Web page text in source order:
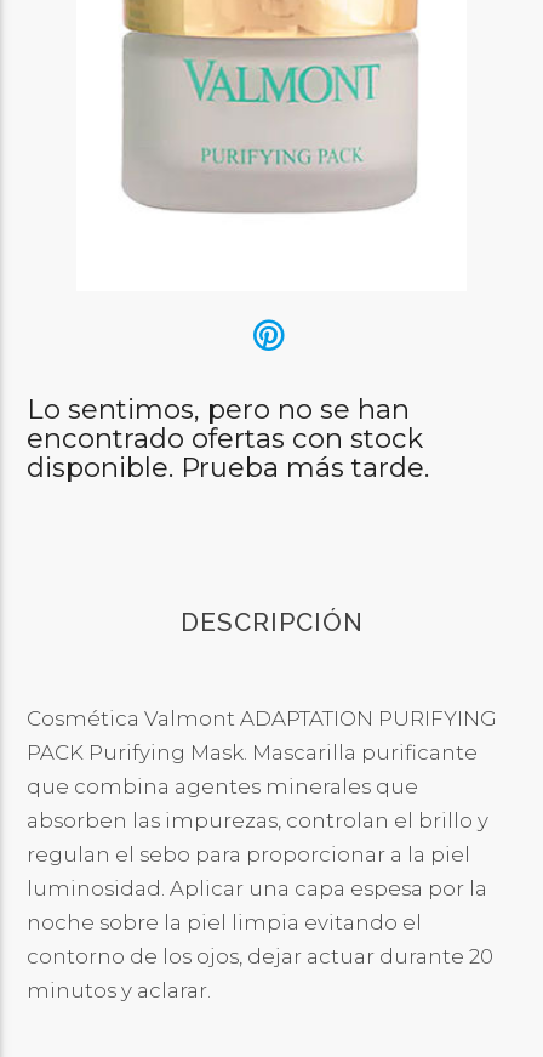
Lo sentimos, pero no se han
encontrado ofertas con stock
disponible. Prueba más tarde.
DESCRIPCIÓN
Cosmética Valmont ADAPTATION PURIFYING
PACK Purifying Mask. Mascarilla purificante
que combina agentes minerales que
absorben las impurezas, controlan el brillo y
regulan el sebo para proporcionar a la piel
luminosidad. Aplicar una capa espesa por la
noche sobre la piel limpia evitando el
contorno de los ojos, dejar actuar durante 20
minutos y aclarar.